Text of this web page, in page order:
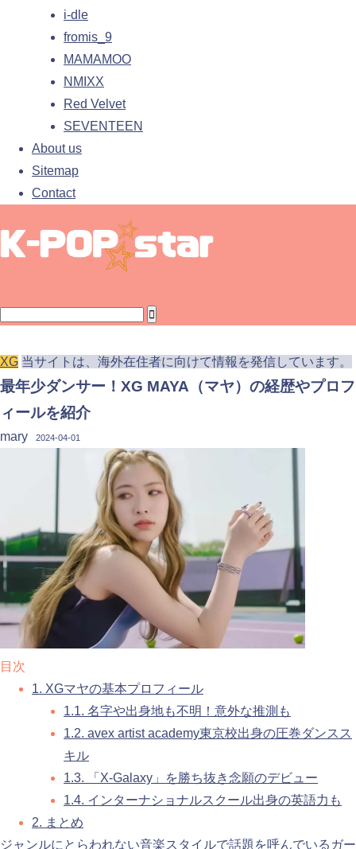
i-dle
fromis_9
MAMAMOO
NMIXX
Red Velvet
SEVENTEEN
About us
Sitemap
Contact
XG 当サイトは、海外在住者に向けて情報を発信しています。
最年少ダンサー！XG MAYA（マヤ）の経歴やプロフ
ィールを紹介
mary 2024-04-01
目次
1. XGマヤの基本プロフィール
1.1. 名字や出身地も不明！意外な推測も
1.2. avex artist academy東京校出身の圧巻ダンスス
キル
1.3. 「X-Galaxy」を勝ち抜き念願のデビュー
1.4. インターナショナルスクール出身の英語力も
2. まとめ
ジャンルにとらわれない音楽スタイルで話題を呼んでいるガー